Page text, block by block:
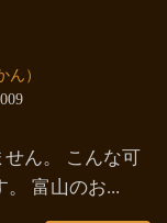
）
ん。 こんな可
富山のお...